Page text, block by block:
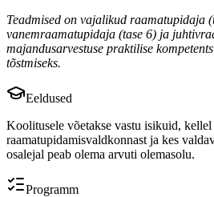
Teadmised on vajalikud raamatupidaja
vanemraamatupidaja (tase 6) ja
majandusarvestuse praktilise
tõstmiseks.
Eeldused
Koolitusele võetakse vastu isikuid, kellel
raamatupidamisvaldkonnast ja kes
osalejal peab olema arvuti olemasolu.
Programm